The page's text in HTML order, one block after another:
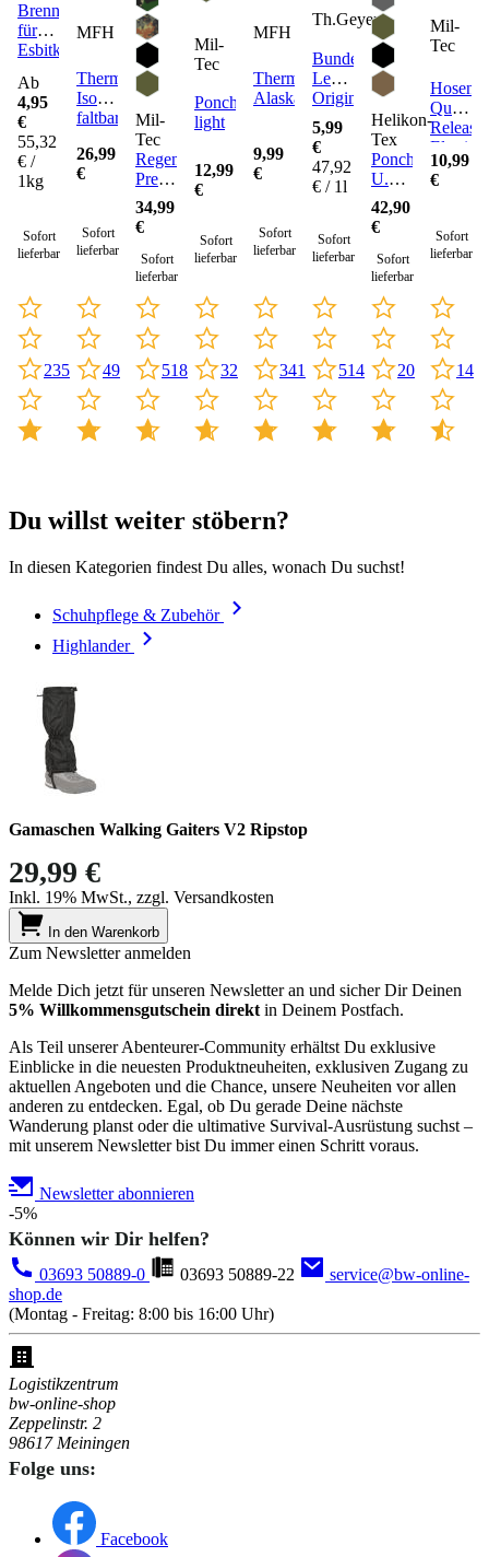
Brennstoff
für
Esbitkocher
Ab
4,95
€
55,32
€ /
1kg
Sofort
lieferbar
235
MFH
Thermo
Isomatte
faltbar
26,99
€
Sofort
lieferbar
49
Mil-
Tec
Regenponcho
Premium
Rip-
Stop
34,99
€
Sofort
lieferbar
518
Mil-
Tec
Poncho
light
12,99
€
Sofort
lieferbar
32
MFH
Thermosocke
Alaska
9,99
€
Sofort
lieferbar
341
Th.Geyer
Bundeswehr
Lederpflegemittel
Original
5,99
€
47,92
€ / 1l
Sofort
lieferbar
514
Helikon-
Tex
Poncho
U.S.
Model
42,90
€
Sofort
lieferbar
20
Mil-
Tec
Quick
Release
Elastic
10,99
€
Sofort
lieferbar
14
Du willst weiter stöbern?
In diesen Kategorien findest Du alles, wonach Du suchst!
Schuhpflege & Zubehör
Highlander
Gamaschen Walking Gaiters V2 Ripstop
29,99 €
Inkl. 19% MwSt., zzgl. Versandkosten
In den Warenkorb
Zum Newsletter anmelden
Melde Dich jetzt für unseren Newsletter an und sicher Dir Deinen
5% Willkommensgutschein direkt in Deinem Postfach.
Als Teil unserer Abenteurer-Community erhältst Du exklusive
Einblicke in die neuesten Produktneuheiten, exklusiven Zugang zu
aktuellen Angeboten und die Chance, unsere Neuheiten vor allen
anderen zu entdecken. Egal, ob Du gerade Deine nächste
Wanderung planst oder die ultimative Survival-Ausrüstung suchst –
mit unserem Newsletter bist Du immer einen Schritt voraus.
Newsletter abonnieren
-5%
Können wir Dir helfen?
03693 50889-0 03693 50889-22
service@bw-online-
shop.de
(Montag - Freitag: 8:00 bis 16:00 Uhr)
Logistikzentrum
bw-online-shop
Zeppelinstr. 2
98617 Meiningen
Folge uns:
Facebook